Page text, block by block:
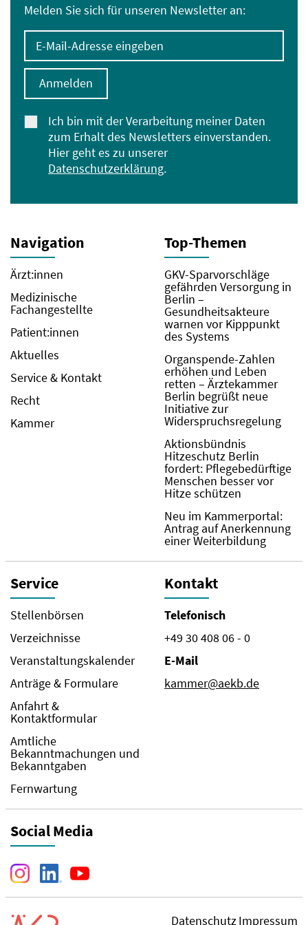
Melden Sie sich für unseren Newsletter an:
E-Mail-Adresse eingeben
Ich bin mit der Verarbeitung meiner Daten
zum Erhalt des Newsletters einverstanden.
Hier geht es zu unserer
Datenschutzerklärung.
Anmelden
Navigation
Ärzt:innen
Medizinische
Fachangestellte
Patient:innen
Aktuelles
Service & Kontakt
Recht
Kammer
Top-Themen
GKV-Sparvorschläge
gefährden Versorgung in
Berlin –
Gesundheitsakteure
warnen vor Kipppunkt
des Systems
Organspende-Zahlen
erhöhen und Leben
retten – Ärztekammer
Berlin begrüßt neue
Initiative zur
Widerspruchsregelung
Aktionsbündnis
Hitzeschutz Berlin
fordert: Pflegebedürftige
Menschen besser vor
Hitze schützen
Neu im Kammerportal:
Antrag auf Anerkennung
einer Weiterbildung
Service
Stellenbörsen
Verzeichnisse
Veranstaltungskalender
Anträge & Formulare
Anfahrt &
Kontaktformular
Amtliche
Bekanntmachungen und
Bekanntgaben
Fernwartung
Kontakt
Telefonisch
+49 30 408 06 - 0
E-Mail
kammer@aekb.de
Social Media
DatenschutzImpressum